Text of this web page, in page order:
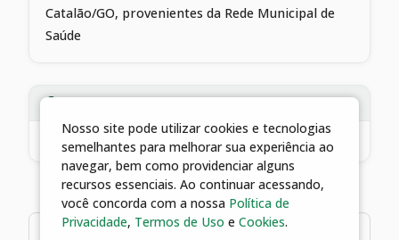
Catalão/GO, provenientes da Rede Municipal de
Saúde
147/2024
Nosso site pode utilizar cookies e tecnologias
semelhantes para melhorar sua experiência ao
navegar, bem como providenciar alguns
recursos essenciais. Ao continuar acessando,
você concorda com a nossa Política de
Privacidade, Termos de Uso e Cookies.